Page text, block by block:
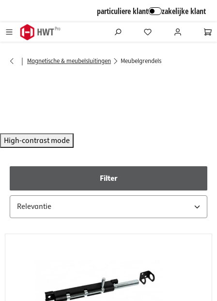
particuliere klant zakelijke klant
| Magnetische & meubelsluitingen Meubelgrendels
High-contrast mode
Filter